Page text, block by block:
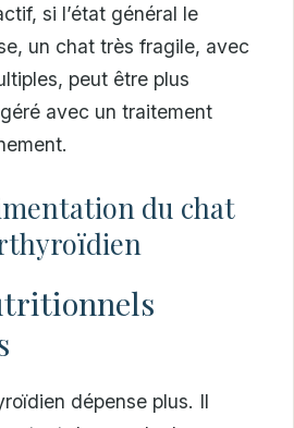
si l’état général le
un chat très fragile, avec
peut être plus
avec un traitement
du chat
dépense plus. Il